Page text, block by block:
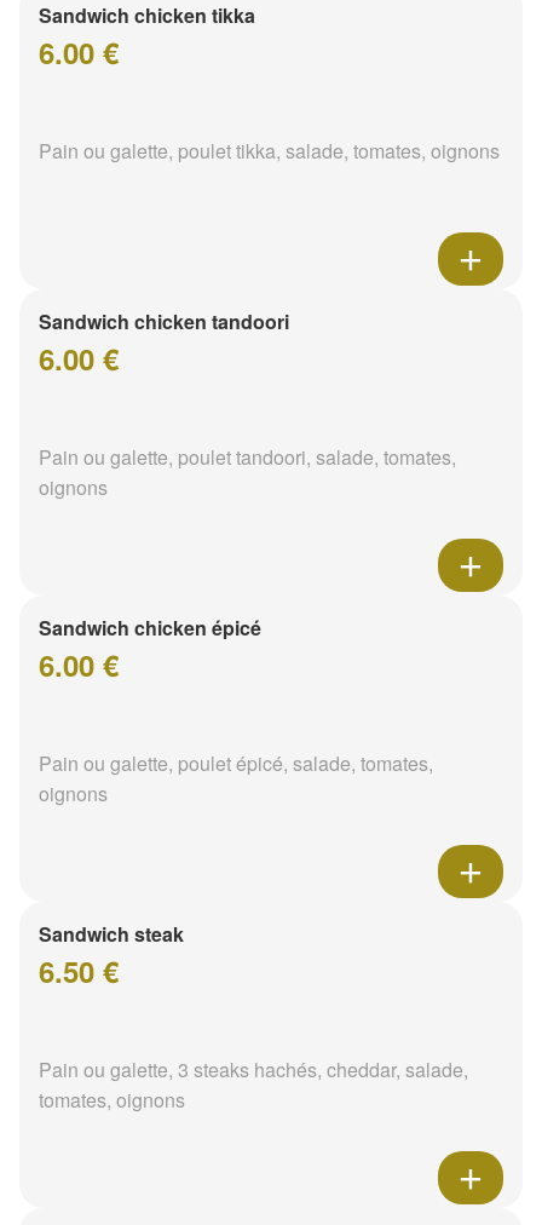
Sandwich chicken tikka
6.00 €
Pain ou galette, poulet tikka, salade, tomates, oignons
Sandwich chicken tandoori
6.00 €
Pain ou galette, poulet tandoori, salade, tomates,
oignons
Sandwich chicken épicé
6.00 €
Pain ou galette, poulet épicé, salade, tomates,
oignons
Sandwich steak
6.50 €
Pain ou galette, 3 steaks hachés, cheddar, salade,
tomates, oignons